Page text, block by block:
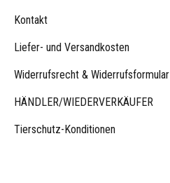
Kontakt
Liefer- und Versandkosten
Widerrufsrecht & Widerrufsformular
HÄNDLER/WIEDERVERKÄUFER
Tierschutz-Konditionen